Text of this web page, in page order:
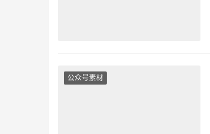
公众号素材